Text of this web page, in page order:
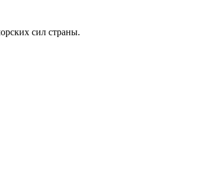
сил страны.